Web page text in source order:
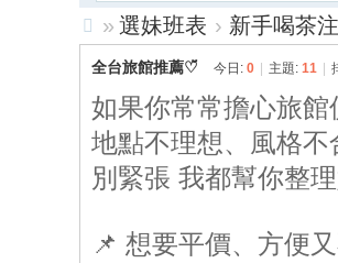
uz
B
» 選妹班表 › 新手喝茶
全台旅館推薦♡̆̈ 今日: 0 主題: 11
如果你常常擔心旅館
地點不理想、風格不
別緊張 我都幫你整理
📌 想要平價、方便